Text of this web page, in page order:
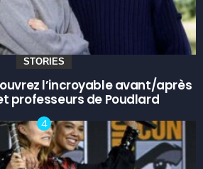
STORIES
l’incroyable avant/après
professeurs de Poudlard